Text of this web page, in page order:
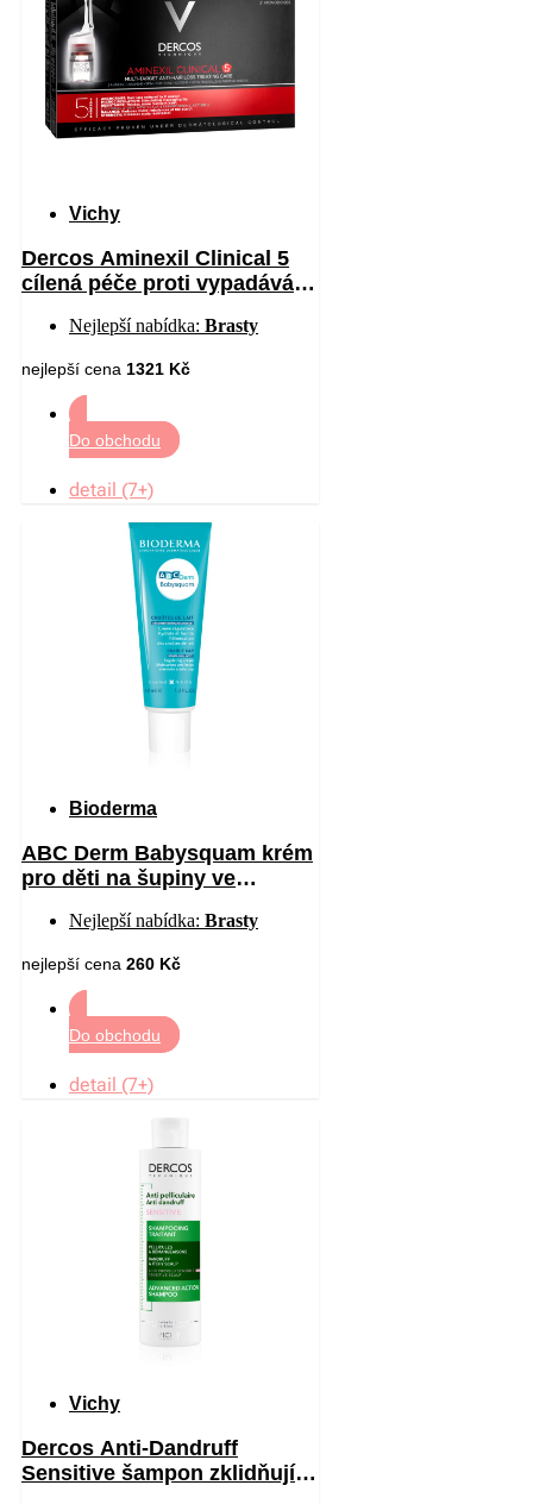
Vichy
Dercos Aminexil Clinical 5
cílená péče proti vypadávání
Nejlepší nabídka: Brasty
nejlepší cena 1321 Kč
Do obchodu
detail (7+)
Bioderma
ABC Derm Babysquam krém
pro děti na šupiny ve
Nejlepší nabídka: Brasty
nejlepší cena 260 Kč
Do obchodu
detail (7+)
Vichy
Dercos Anti-Dandruff
Sensitive šampon zklidňující